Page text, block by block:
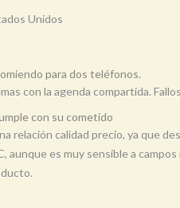
Unidos
para dos teléfonos.
con la agenda compartida.
con su cometido
relación calidad precio, ya que
aunque es muy sensible a